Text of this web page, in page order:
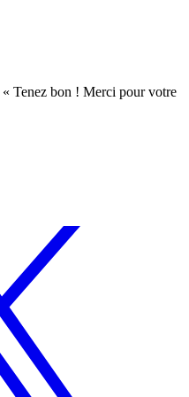
Tenez bon ! Merci pour votre